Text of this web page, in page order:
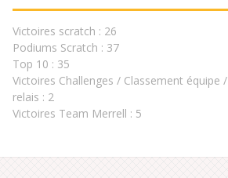
Victoires scratch : 26
Podiums Scratch : 37
Top 10 : 35
Victoires Challenges / Classement équipe /
relais : 2
Victoires Team Merrell : 5